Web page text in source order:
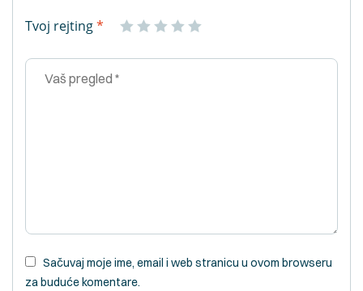
Tvoj rejting*
Sačuvaj moje ime, email i web stranicu u ovom browseru
za buduće komentare.